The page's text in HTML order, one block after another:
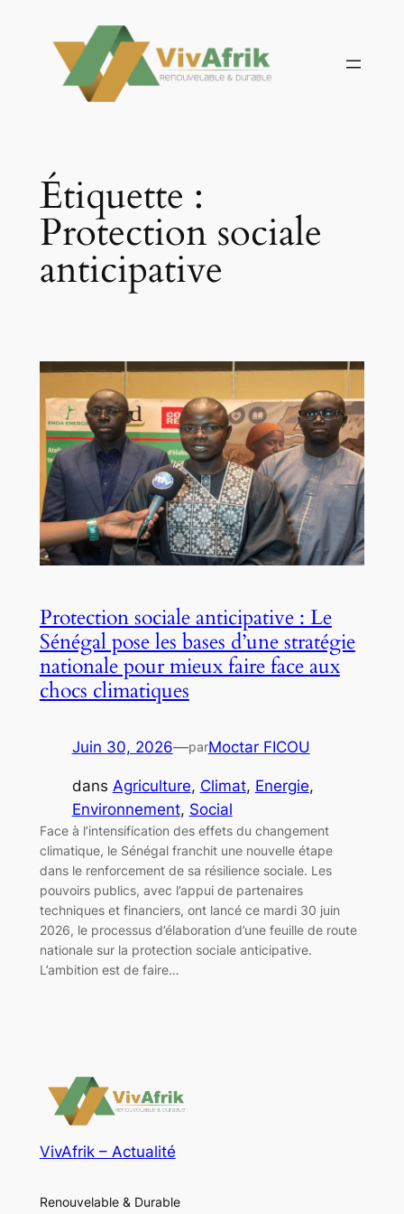
contenu
Étiquette :
Protection sociale
anticipative
Protection sociale anticipative : Le
Sénégal pose les bases d’une stratégie
nationale pour mieux faire face aux
chocs climatiques
Juin 30, 2026—parMoctar FICOU
dans Agriculture, Climat, Energie
Environnement, Social
Face à l’intensification des effets du changement
climatique, le Sénégal franchit une nouvelle étape
dans le renforcement de sa résilience sociale. Les
pouvoirs publics, avec l’appui de partenaires
techniques et financiers, ont lancé ce mardi 30 juin
2026, le processus d’élaboration d’une feuille de route
nationale sur la protection sociale anticipative.
L’ambition est de faire…
VivAfrik – Actualité
Renouvelable & Durable